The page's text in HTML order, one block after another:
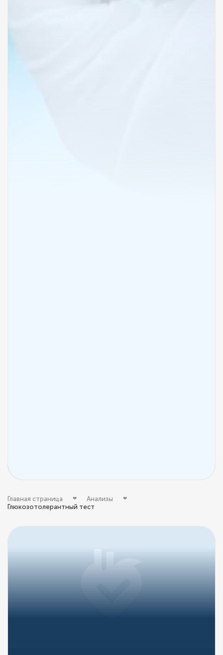
Главная страница
Анализы
Глюкозотолерантный тест